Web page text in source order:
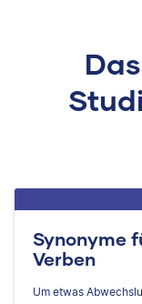
Synonyme
Verben
Um etwas